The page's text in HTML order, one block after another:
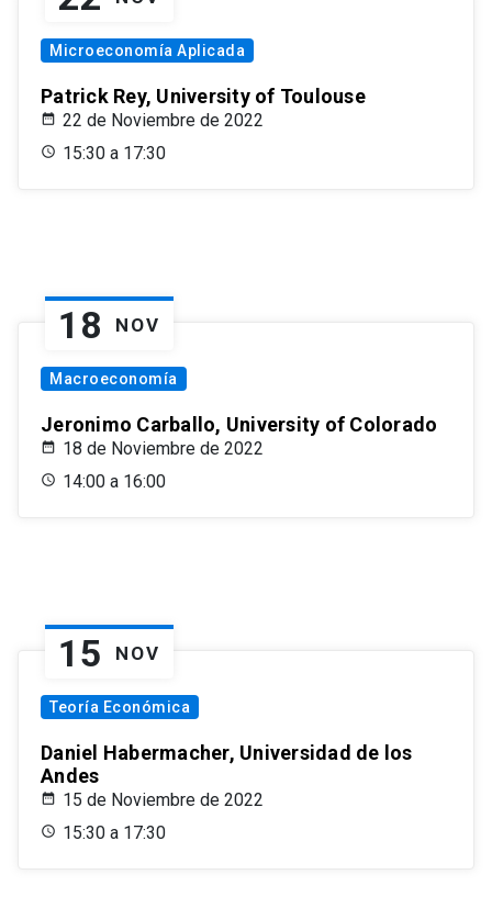
Microeconomía Aplicada
Patrick Rey, University of Toulouse
22 de Noviembre de 2022
15:30 a 17:30
18 NOV
Macroeconomía
Jeronimo Carballo, University of Colorado
18 de Noviembre de 2022
14:00 a 16:00
15 NOV
Teoría Económica
Daniel Habermacher, Universidad de los
Andes
15 de Noviembre de 2022
15:30 a 17:30